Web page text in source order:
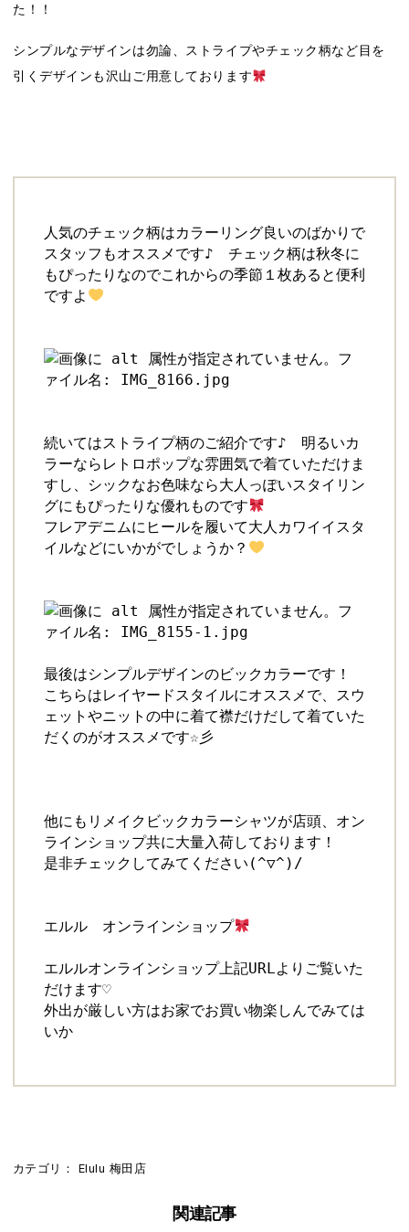
た！！
シンプルなデザインは勿論、ストライプやチェック柄など目を
引くデザインも沢山ご用意しております
人気のチェック柄はカラーリング良いのばかりで
スタッフもオススメです♪　チェック柄は秋冬に
もぴったりなのでこれからの季節１枚あると便利
ですよ
続いてはストライプ柄のご紹介です♪　明るいカ
ラーならレトロポップな雰囲気で着ていただけま
すし、シックなお色味なら大人っぽいスタイリン
グにもぴったりな優れものです
フレアデニムにヒールを履いて大人カワイイスタ
イルなどにいかがでしょうか？
最後はシンプルデザインのビックカラーです！
こちらはレイヤードスタイルにオススメで、スウ
ェットやニットの中に着て襟だけだして着ていた
だくのがオススメです☆彡
他にもリメイクビックカラーシャツが店頭、オン
ラインショップ共に大量入荷しております！
是非チェックしてみてください(^▽^)/
エルル　オンラインショップ
エルルオンラインショップ上記URLよりご覧いた
だけます♡
外出が厳しい方はお家でお買い物楽しんでみては
いか
カテゴリ： Elulu 梅田店
関連記事